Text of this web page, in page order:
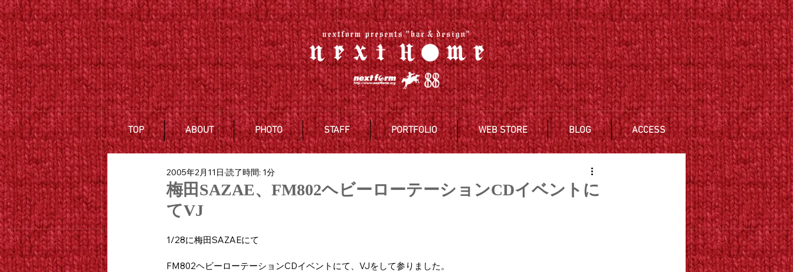
TOP ABOUT PHOTO STAFF PORTFOLIO WEB STORE BLOG ACCESS
梅田SAZAE、FM802ヘビーローテーションCDイベントに
てVJ
2005年2月11日 読了時間: 1分
1/28に梅田SAZAEにて
FM802ヘビーローテーションCDイベントにて、VJをして参りました。